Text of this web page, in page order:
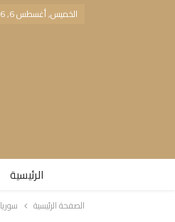
الخميس, أغسطس 6, 2026
الرئيسية
الصفحة الرئيسية سوريا